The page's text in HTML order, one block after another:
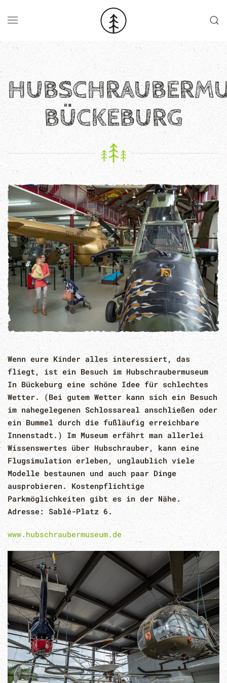
Skip to main content
BÜCKEBURG
Wenn eure Kinder alles interessiert, das
fliegt, ist ein Besuch im Hubschraubermuseum
In Bückeburg eine schöne Idee für schlechtes
Wetter. (Bei gutem Wetter kann sich ein Besuch
im nahegelegenen Schlossareal anschließen oder
ein Bummel durch die fußläufig erreichbare
Innenstadt.) Im Museum erfährt man allerlei
Wissenswertes über Hubschrauber, kann eine
Flugsimulation erleben, unglaublich viele
Modelle bestaunen und auch paar Dinge
ausprobieren. Kostenpflichtige
Parkmöglichkeiten gibt es in der Nähe.
Adresse: Sablé-Platz 6.
www.hubschraubermuseum.de